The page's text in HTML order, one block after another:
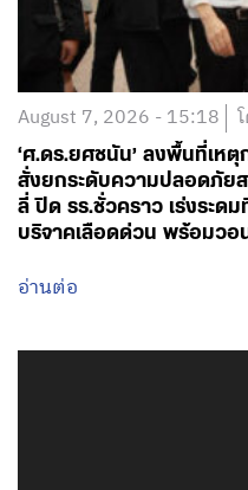
August 7, 2026 - 15:18
‘ศ.ดร.ยศชนัน’ ลงพื้นที่เห
สั่งยกระดับความปลอดภัย
ลี่ ปิด รร.ชั่วคราว เร่งระด
บริจาคเลือดด่วน พร้อมวอ
อ่านต่อ